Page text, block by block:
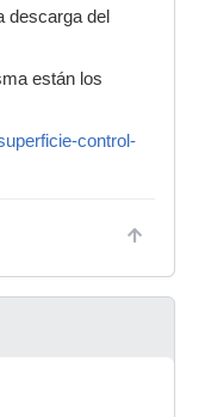
descarga del
están los
control-